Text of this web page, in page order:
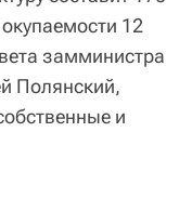
12
замминистра
Полянский,
и